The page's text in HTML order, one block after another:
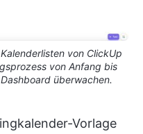
von ClickUp
von Anfang bis
überwachen.
Vorlage